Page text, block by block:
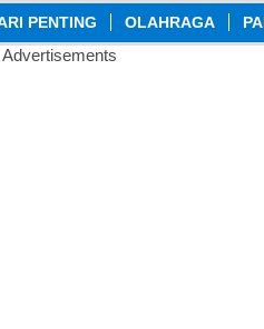
PENTING OLAHRAGA
Advertisements